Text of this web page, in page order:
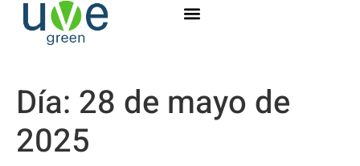
Día: 28 de mayo de
2025